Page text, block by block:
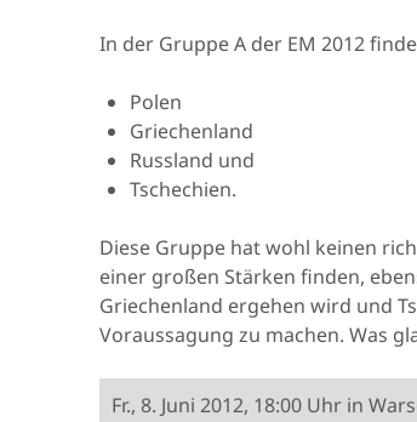
In der Gruppe A der EM 2012
Polen
Griechenland
Russland und
Tschechien.
Diese Gruppe hat wohl keinen
einer großen Stärken finden,
Griechenland ergehen wird und
Voraussagung zu machen. Was
Fr., 8. Juni 2012, 18:00 Uhr in